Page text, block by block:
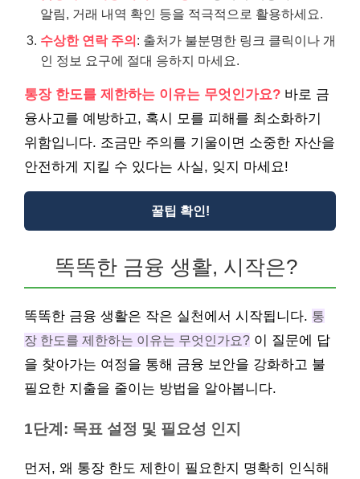
알림, 거래 내역 확인 등을 적극적으로 활용하세요.
수상한 연락 주의: 출처가 불분명한 링크 클릭이나 개
인 정보 요구에 절대 응하지 마세요.
통장 한도를 제한하는 이유는 무엇인가요? 바로 금
융사고를 예방하고, 혹시 모를 피해를 최소화하기
위함입니다. 조금만 주의를 기울이면 소중한 자산을
안전하게 지킬 수 있다는 사실, 잊지 마세요!
꿀팁 확인!
똑똑한 금융 생활, 시작은?
똑똑한 금융 생활은 작은 실천에서 시작됩니다. 통
장 한도를 제한하는 이유는 무엇인가요? 이 질문에 답
을 찾아가는 여정을 통해 금융 보안을 강화하고 불
필요한 지출을 줄이는 방법을 알아봅니다.
1단계: 목표 설정 및 필요성 인지
먼저, 왜 통장 한도 제한이 필요한지 명확히 인식해